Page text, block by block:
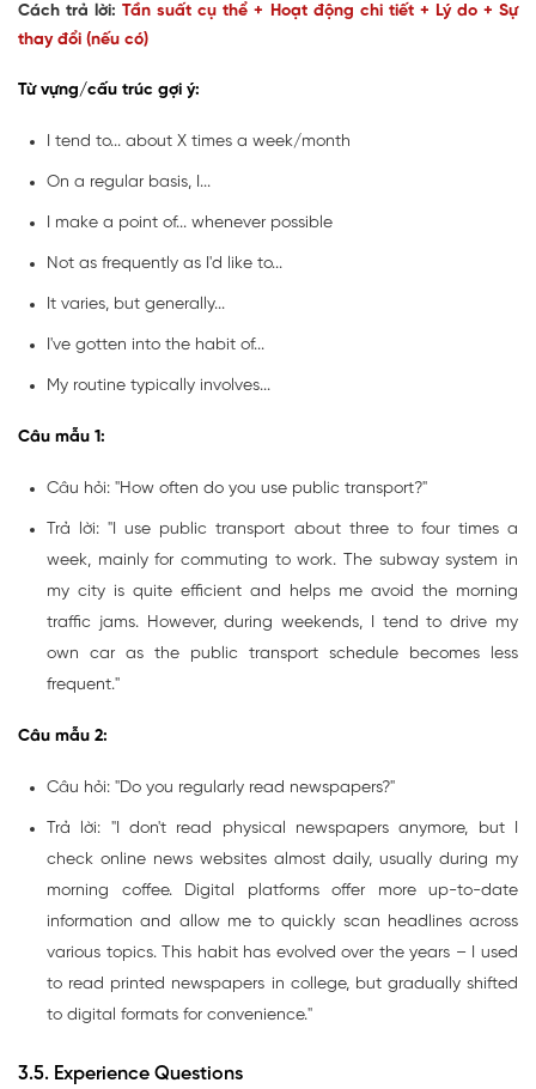
Cách trả lời:Tần suất cụ thể + Hoạt động chi tiết + Lý do + Sự
thay đổi (nếu có)
Từ vựng/cấu trúc gợi ý:
I tend to... about X times a week/month
On a regular basis, I...
I make a point of... whenever possible
Not as frequently as I'd like to...
It varies, but generally...
I've gotten into the habit of...
My routine typically involves...
Câu mẫu 1:
Câu hỏi: "How often do you use public transport?"
Trả lời: "I use public transport about three to four times a
week, mainly for commuting to work. The subway system in
my city is quite efficient and helps me avoid the morning
traffic jams. However, during weekends, I tend to drive my
own car as the public transport schedule becomes less
frequent."
Câu mẫu 2:
Câu hỏi: "Do you regularly read newspapers?"
Trả lời: "I don't read physical newspapers anymore, but I
check online news websites almost daily, usually during my
morning coffee. Digital platforms offer more up-to-date
information and allow me to quickly scan headlines across
various topics. This habit has evolved over the years – I used
to read printed newspapers in college, but gradually shifted
to digital formats for convenience."
3.5. Experience Questions